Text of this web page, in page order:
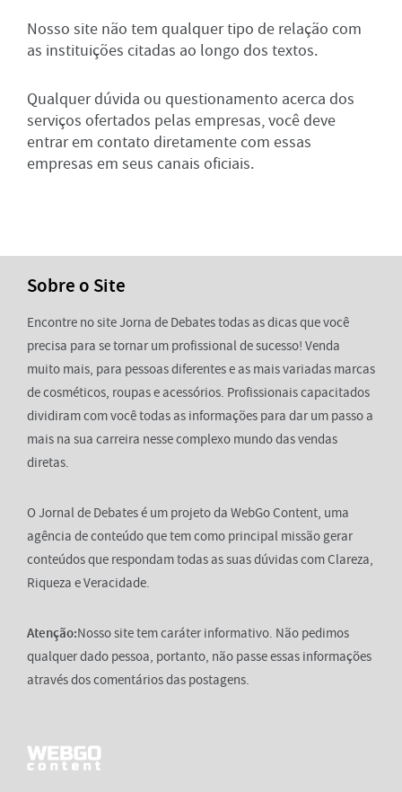
Nosso site não tem qualquer tipo de relação com
as instituições citadas ao longo dos textos.
Qualquer dúvida ou questionamento acerca dos
serviços ofertados pelas empresas, você deve
entrar em contato diretamente com essas
empresas em seus canais oficiais.
Sobre o Site
Encontre no site Jorna de Debates todas as dicas que você
precisa para se tornar um profissional de sucesso! Venda
muito mais, para pessoas diferentes e as mais variadas marcas
de cosméticos, roupas e acessórios. Profissionais capacitados
dividiram com você todas as informações para dar um passo a
mais na sua carreira nesse complexo mundo das vendas
diretas.
O Jornal de Debates é um projeto da WebGo Content, uma
agência de conteúdo que tem como principal missão gerar
conteúdos que respondam todas as suas dúvidas com Clareza,
Riqueza e Veracidade.
Atenção:Nosso site tem caráter informativo. Não pedimos
qualquer dado pessoa, portanto, não passe essas informações
através dos comentários das postagens.